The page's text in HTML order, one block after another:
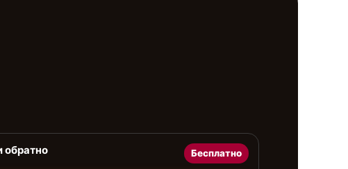
обратно Бесплатно